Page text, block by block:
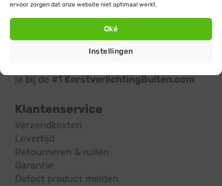
ervoor zorgen dat onze website niet optimaal werkt.
Oké
Instellingen
je bij de #1 KerstverlichtingBuiten.com
Klantenservice
Verzendkosten
Levertijd
Retourneren & ruilen
Garantie
Defect product melden